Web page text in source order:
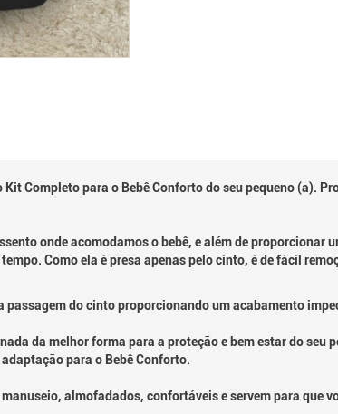
Completo para o Bebê Conforto do seu pequeno (a).
onde acomodamos o bebê, e além de proporcionar
Como ela é presa apenas pelo cinto, é de fácil
do cinto proporcionando um acabamento
da melhor forma para a proteção e bem estar do seu
para o Bebê Conforto.
almofadados, confortáveis e servem para que